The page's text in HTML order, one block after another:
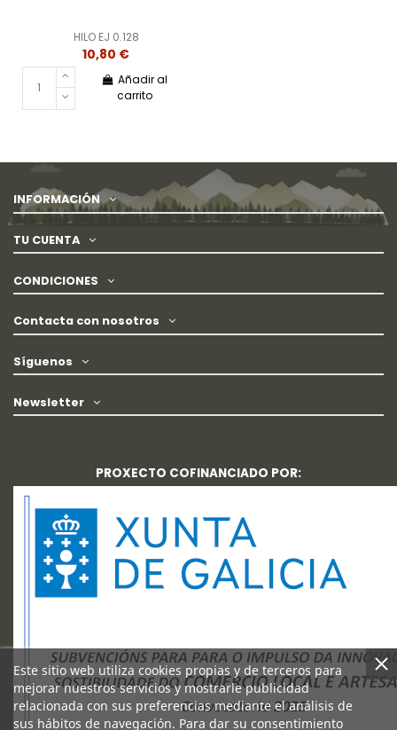
HILO EJ 0.128
10,80 €
Añadir al
carrito
INFORMACIÓN
TU CUENTA
CONDICIONES
Contacta con nosotros
Este sitio web utiliza cookies propias y de terceros para
mejorar nuestros servicios y mostrarle publicidad
relacionada con sus preferencias mediante el análisis de
sus hábitos de navegación. Para dar su consentimiento
Síguenos
Newsletter
PROXECTO COFINANCIADO POR: